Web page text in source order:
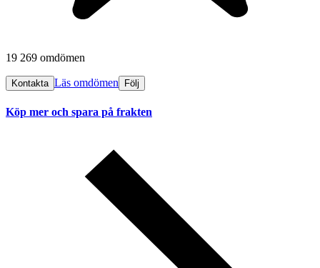
19 269 omdömen
Kontakta Läs omdömen Följ
Köp mer och spara på frakten